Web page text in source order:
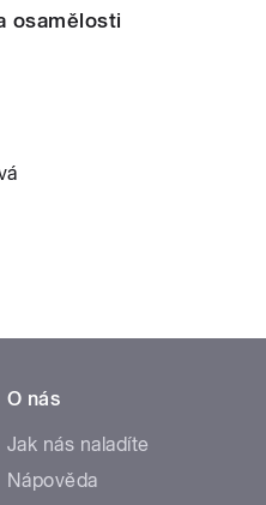
osamělosti
O nás
Jak nás naladíte
Nápověda